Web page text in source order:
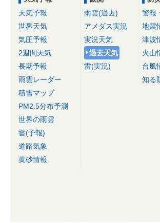
天気予報
世界天気
気圧予報
2週間天気
長期予報
雨雲レーダー
積雪マップ
PM2.5分布予測
世界の雨雲
雷(予報)
道路気象
黄砂情報
雨雲(過去)
アメダス実況
実況天気
過去天気
雷(実況)
警報
地震
津波
火山
台風
知る